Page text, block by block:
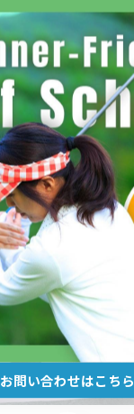
お問い合わせはこちら